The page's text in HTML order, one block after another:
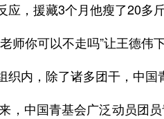
应，援藏3个月他瘦了20多斤
师你可以不走吗”让王德伟
织内，除了诸多团干，中国
，中国青基会广泛动员团